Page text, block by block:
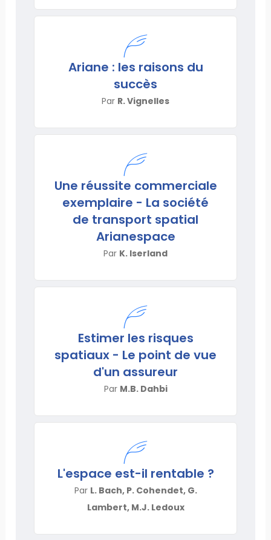
Ariane : les raisons du
succès
Par R. Vignelles
Une réussite commerciale
exemplaire - La société
de transport spatial
Arianespace
Par K. Iserland
Estimer les risques
spatiaux - Le point de vue
d'un assureur
Par M.B. Dahbi
L'espace est-il rentable ?
Par L. Bach, P. Cohendet, G.
Lambert, M.J. Ledoux